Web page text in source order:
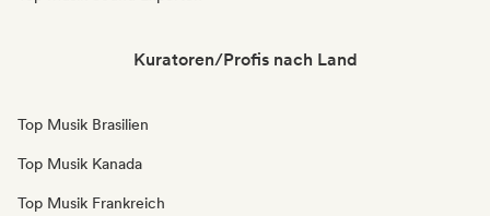
Kuratoren/Profis nach Land
Top Musik Brasilien
Top Musik Kanada
Top Musik Frankreich